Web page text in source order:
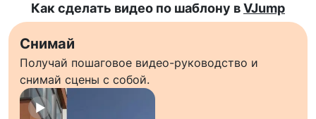
Как сделать видео по шаблону вVJump
Снимай
Получай пошаговое видео-руководство и
снимай сцены с собой.